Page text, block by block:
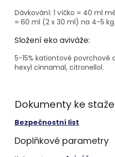
Dávkování: 1 víčko = 40 ml
= 60 ml (2 x 30 ml) na 4-5 kg.
Složení eko aviváže:
5-15% kationtové povrchově
hexyl cinnamal, citronellol.
Dokumenty ke
Bezpečnostní list
Doplňkové parametry